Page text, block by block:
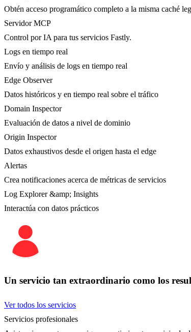
Obtén acceso programático completo a la misma caché
Servidor MCP
Control por IA para tus servicios Fastly.
Logs en tiempo real
Envío y análisis de logs en tiempo real
Edge Observer
Datos históricos y en tiempo real sobre el tráfico
Domain Inspector
Evaluación de datos a nivel de dominio
Origin Inspector
Datos exhaustivos desde el origen hasta el edge
Alertas
Crea notificaciones acerca de métricas de servicios
Log Explorer &amp; Insights
Interactúa con datos prácticos
Un servicio tan extraordinario como los
Ver todos los servicios
Servicios profesionales